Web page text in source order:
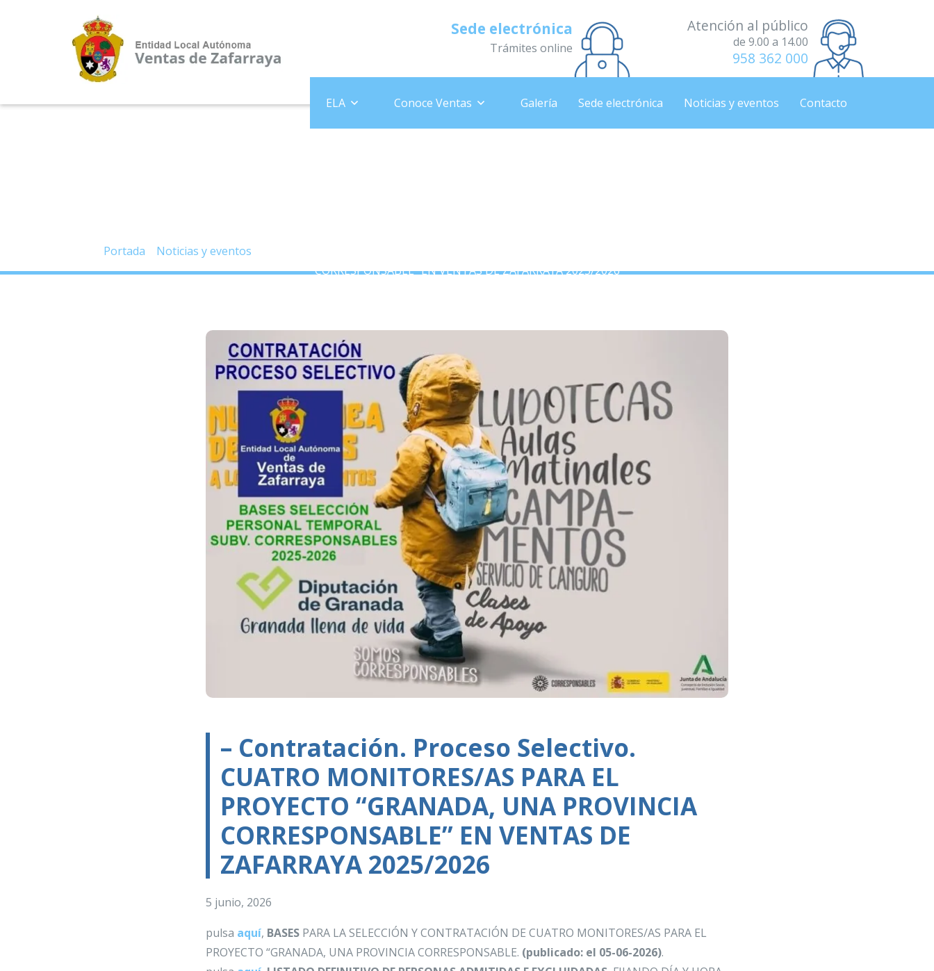
Sede electrónica
Trámites online
Atención al público
de 9.00 a 14.00
958 362 000
ELA Conoce Ventas Galería Sede electrónica Noticias y eventos Contacto
Portada Noticias y eventos
CORRESPONSABLE” EN VENTAS DE ZAFARRAYA 2025/2026
– Contratación. Proceso Selectivo.
CUATRO MONITORES/AS PARA EL
PROYECTO “GRANADA, UNA PROVINCIA
CORRESPONSABLE” EN VENTAS DE
ZAFARRAYA 2025/2026
5 junio, 2026
pulsa aquí, BASES PARA LA SELECCIÓN Y CONTRATACIÓN DE CUATRO MONITORES/AS PARA EL
PROYECTO “GRANADA, UNA PROVINCIA CORRESPONSABLE. (publicado: el 05-06-2026).